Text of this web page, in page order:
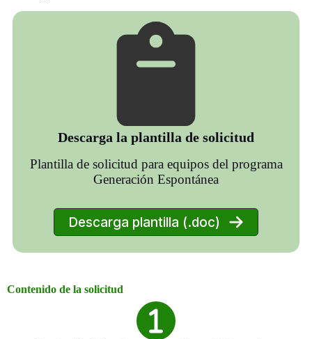
Descarga la plantilla de solicitud
Plantilla de solicitud para equipos del programa
Generación Espontánea
Descarga plantilla (.doc)
Contenido de la solicitud